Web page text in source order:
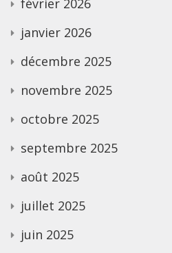
janvier 2026
décembre 2025
novembre 2025
octobre 2025
septembre 2025
août 2025
juillet 2025
juin 2025